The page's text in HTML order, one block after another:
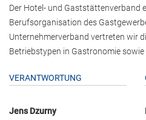
Der Hotel- und Gaststättenverband
Berufsorganisation des
Unternehmerverband vertreten wir
Betriebstypen in Gastronomie sowie
VERANTWORTUNG
Jens Dzurny